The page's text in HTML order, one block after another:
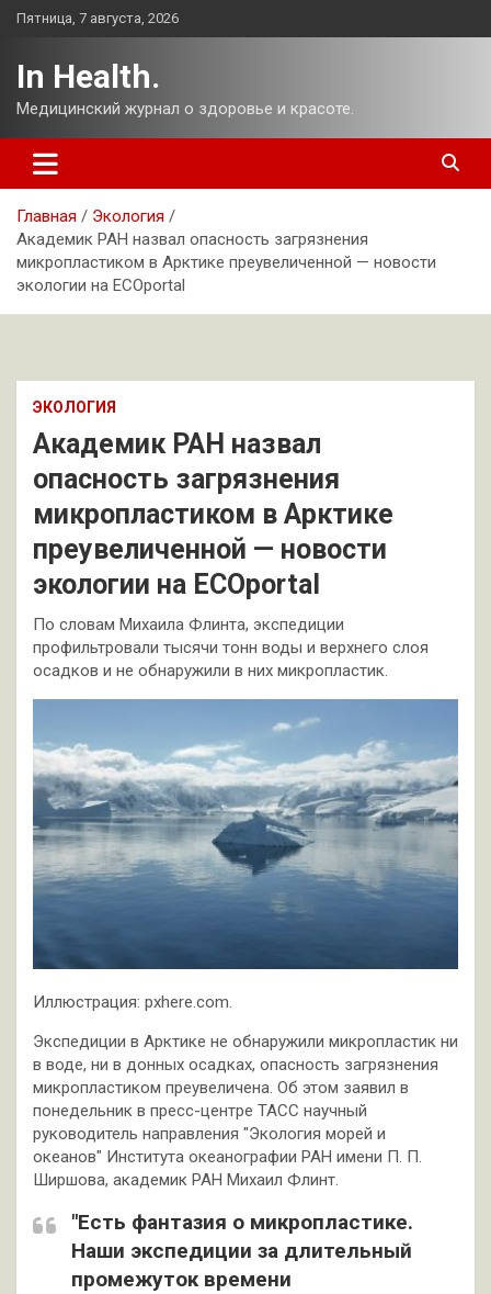
Перейти
Пятница, 7 августа, 2026
In Health.
Медицинский журнал о здоровье и красоте.
Главная
Экология
Академик РАН назвал опасность загрязнения
микропластиком в Арктике преувеличенной — новости
экологии на ECOportal
ЭКОЛОГИЯ
Академик РАН назвал
опасность загрязнения
микропластиком в Арктике
преувеличенной — новости
экологии на ECOportal
По словам Михаила Флинта, экспедиции
профильтровали тысячи тонн воды и верхнего слоя
осадков и не обнаружили в них микропластик.
Иллюстрация: pxhere.com.
Экспедиции в Арктике не обнаружили микропластик ни
в воде, ни в донных осадках, опасность загрязнения
микропластиком преувеличена. Об этом заявил в
понедельник в пресс-центре ТАСС научный
руководитель направления "Экология морей и
океанов" Института океанографии РАН имени П. П.
Ширшова, академик РАН Михаил Флинт.
"Есть фантазия о микропластике.
Наши экспедиции за длительный
промежуток времени